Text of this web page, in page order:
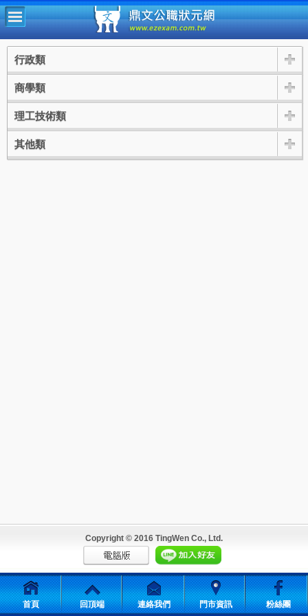
鼎文公
行政類
商學類
理工技術類
其他類
Copyright © 2016 TingWen Co., Ltd.
首頁 回頂端 連絡我們 門市資訊 粉絲團